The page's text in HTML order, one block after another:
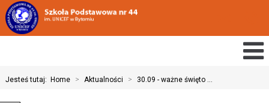
Jesteś tutaj: Home > Aktualności > 30.09 - ważne święto ...